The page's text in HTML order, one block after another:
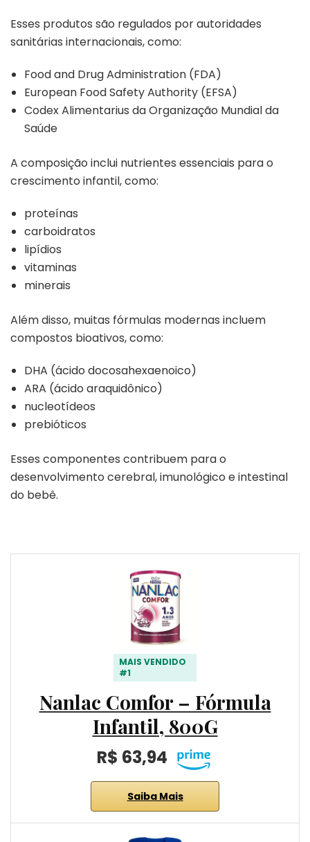
Esses produtos são regulados por autoridades
sanitárias internacionais, como:
Food and Drug Administration (FDA)
European Food Safety Authority (EFSA)
Codex Alimentarius da Organização Mundial da
Saúde
A composição inclui nutrientes essenciais para o
crescimento infantil, como:
proteínas
carboidratos
lipídios
vitaminas
minerais
Além disso, muitas fórmulas modernas incluem
compostos bioativos, como:
DHA (ácido docosahexaenoico)
ARA (ácido araquidônico)
nucleotídeos
prebióticos
Esses componentes contribuem para o
desenvolvimento cerebral, imunológico e intestinal
do bebê.
MAIS VENDIDO
#1
Nanlac Comfor – Fórmula
Infantil, 800G
R$ 63,94
Saiba Mais